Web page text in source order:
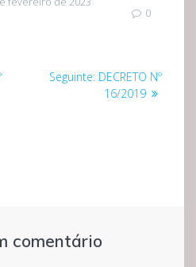
0
Seguinte: Post
seguinte:
DECRETO Nº
16/2019
comentário